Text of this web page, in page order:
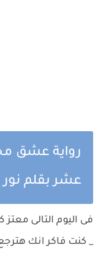
رواية عشق
عشر بقلم نور
فى اليوم التالى
_ كنت فاكر انك